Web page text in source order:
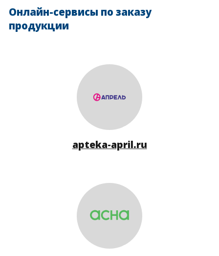
Онлайн-сервисы по заказу
продукции
apteka-april.ru